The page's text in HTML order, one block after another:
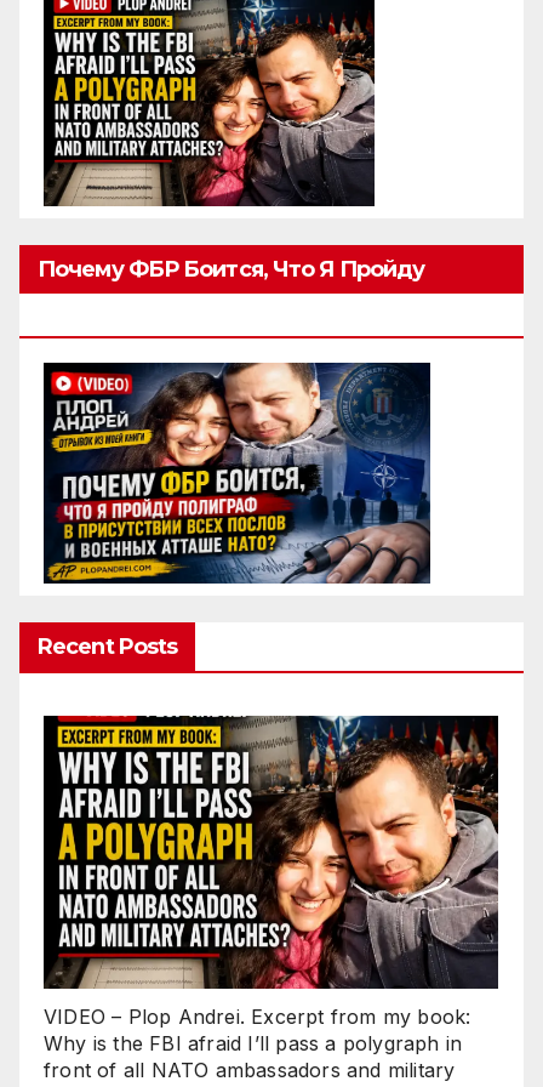
Почему ФБР Боится, Что Я Пройду
Recent Posts
VIDEO – Plop Andrei. Excerpt from my book:
Why is the FBI afraid I’ll pass a polygraph in
front of all NATO ambassadors and military